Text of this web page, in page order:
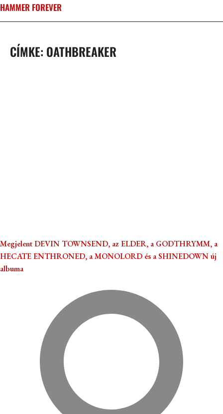
HAMMER FOREVER
CÍMKE: OATHBREAKER
Megjelent DEVIN TOWNSEND, az ELDER, a GODTHRYMM, a
HECATE ENTHRONED, a MONOLORD és a SHINEDOWN új
albuma